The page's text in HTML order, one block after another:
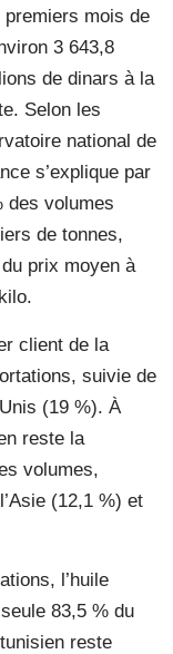
mois de
3 643,8
de dinars à la
Selon les
national de
s’explique par
des volumes
de tonnes,
prix moyen à
client de la
suivie de
(19 %). À
reste la
volumes,
(12,1 %) et
l’huile
83,5 % du
reste